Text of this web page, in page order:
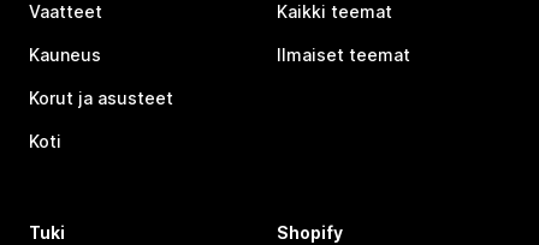
Vaatteet
Kauneus
Korut ja asusteet
Koti
Kaikki teemat
Ilmaiset teemat
Tuki Shopify